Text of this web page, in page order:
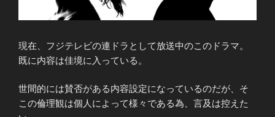
現在、フジテレビの連ドラとして放送中のこのドラマ。
既に内容は佳境に入っている。
世間的には賛否がある内容設定になっているのだが、そ
この倫理観は個人によって様々である為、言及は控えた